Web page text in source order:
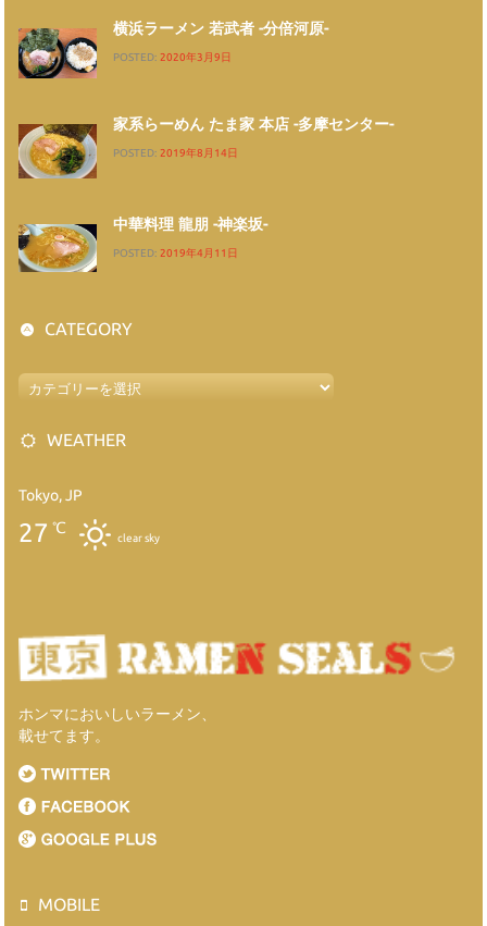
横浜ラーメン 若武者 -分倍河原-
POSTED: 2020年3月9日
家系らーめん たま家 本店 -多摩センター-
POSTED: 2019年8月14日
中華料理 龍朋 -神楽坂-
POSTED: 2019年4月11日
CATEGORY
WEATHER
Tokyo, JP
27 ℃
clear sky
ホンマにおいしいラーメン、
載せてます。
MOBILE